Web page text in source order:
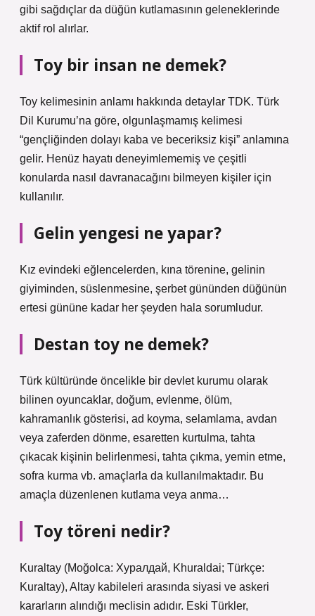
gibi sağdıçlar da düğün kutlamasının geleneklerinde
aktif rol alırlar.
Toy bir insan ne demek?
Toy kelimesinin anlamı hakkında detaylar TDK. Türk
Dil Kurumu’na göre, olgunlaşmamış kelimesi
“gençliğinden dolayı kaba ve beceriksiz kişi” anlamına
gelir. Henüz hayatı deneyimlememiş ve çeşitli
konularda nasıl davranacağını bilmeyen kişiler için
kullanılır.
Gelin yengesi ne yapar?
Kız evindeki eğlencelerden, kına törenine, gelinin
giyiminden, süslenmesine, şerbet gününden düğünün
ertesi gününe kadar her şeyden hala sorumludur.
Destan toy ne demek?
Türk kültüründe öncelikle bir devlet kurumu olarak
bilinen oyuncaklar, doğum, evlenme, ölüm,
kahramanlık gösterisi, ad koyma, selamlama, avdan
veya zaferden dönme, esaretten kurtulma, tahta
çıkacak kişinin belirlenmesi, tahta çıkma, yemin etme,
sofra kurma vb. amaçlarla da kullanılmaktadır. Bu
amaçla düzenlenen kutlama veya anma…
Toy töreni nedir?
Kuraltay (Moğolca: Хуралдай, Khuraldai; Türkçe:
Kuraltay), Altay kabileleri arasında siyasi ve askeri
kararların alındığı meclisin adıdır. Eski Türkler,